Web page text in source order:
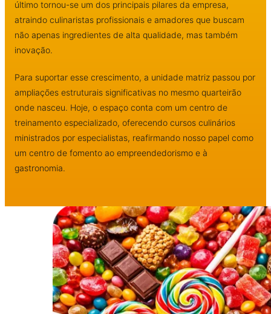
último tornou-se um dos principais pilares da empresa,
atraindo culinaristas profissionais e amadores que buscam
não apenas ingredientes de alta qualidade, mas também
inovação.
Para suportar esse crescimento, a unidade matriz passou por
ampliações estruturais significativas no mesmo quarteirão
onde nasceu. Hoje, o espaço conta com um centro de
treinamento especializado, oferecendo cursos culinários
ministrados por especialistas, reafirmando nosso papel como
um centro de fomento ao empreendedorismo e à
gastronomia.